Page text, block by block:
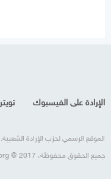
الإرادة على الفيسبوك تويتر
الموقع الرسمي لحزب الإرادة الشعبية.
جميع الحقوق محفوظة، kassioun.org @ 2017